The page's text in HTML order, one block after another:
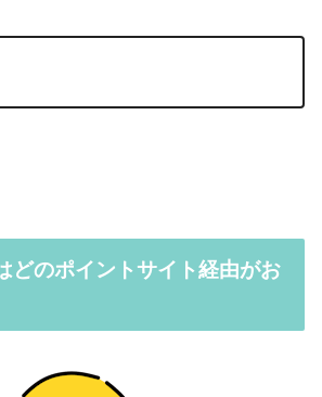
どのポイントサイト経由がお